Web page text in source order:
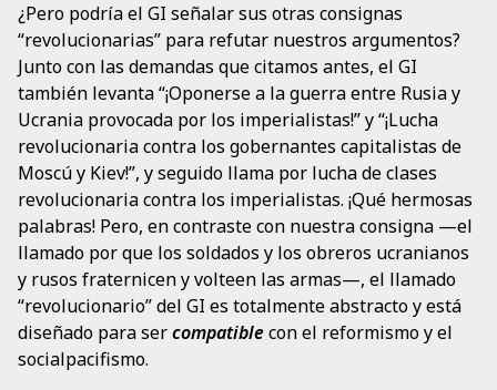
¿Pero podría el GI señalar sus otras consignas
“revolucionarias” para refutar nuestros argumentos?
Junto con las demandas que citamos antes, el GI
también levanta “¡Oponerse a la guerra entre Rusia y
Ucrania provocada por los imperialistas!” y “¡Lucha
revolucionaria contra los gobernantes capitalistas de
Moscú y Kiev!”, y seguido llama por lucha de clases
revolucionaria contra los imperialistas. ¡Qué hermosas
palabras! Pero, en contraste con nuestra consigna —el
llamado por que los soldados y los obreros ucranianos
y rusos fraternicen y volteen las armas—, el llamado
“revolucionario” del GI es totalmente abstracto y está
diseñado para sercompatible con el reformismo y el
socialpacifismo.